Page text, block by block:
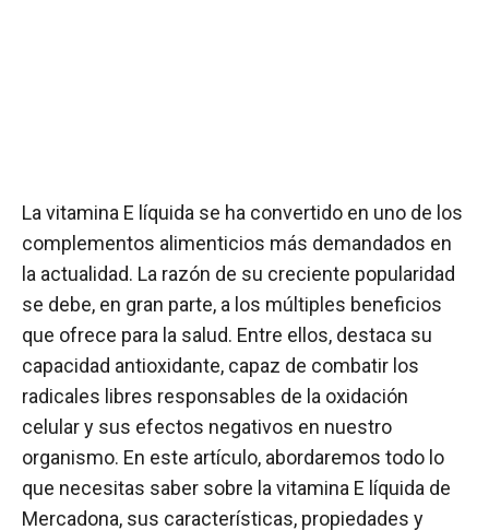
La vitamina E líquida se ha convertido en uno de los
complementos alimenticios más demandados en
la actualidad. La razón de su creciente popularidad
se debe, en gran parte, a los múltiples beneficios
que ofrece para la salud. Entre ellos, destaca su
capacidad antioxidante, capaz de combatir los
radicales libres responsables de la oxidación
celular y sus efectos negativos en nuestro
organismo. En este artículo, abordaremos todo lo
que necesitas saber sobre la vitamina E líquida de
Mercadona, sus características, propiedades y